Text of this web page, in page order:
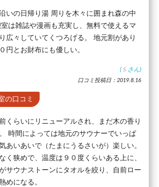
いの日帰り湯 周りを木々に囲まれ森の中
は雑誌や漫画も充実し、無料で使えるマ
広々していてくつろげる。 地元割があり
円とお財布にも優しい。
( S さん)
口コミ投稿日：2019.8.16
の口コミ
くらいにリニューアルされ、まだ木の香り
時間によっては地元のサウナーでいっぱ
あいあいで（たまにうるさいが）楽しい。
く狭めで、温度は９０度くらいある上に、
サウナストーンにタオルを絞り、自前ロー
めになる。